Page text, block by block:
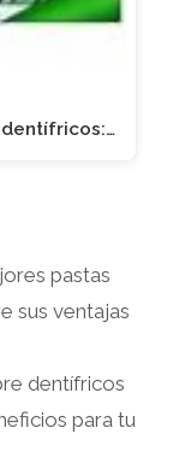
pastas
sus ventajas
dentífricos
para tu